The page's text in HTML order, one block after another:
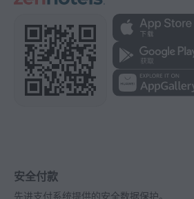
安全付款
先进支付系统提供的安全数据保护。